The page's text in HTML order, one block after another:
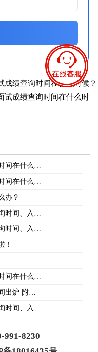
成绩查询时间在什么时候？
试成绩查询时间在什么时
间在什么…
间在什么…
办？
时间、入…
时间、入…
！
间在什么…
出炉 附…
时间、入…
991-8230